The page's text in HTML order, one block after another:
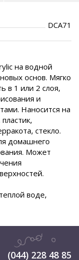
DCA71
на водной
основ. Мягко
в 1 или 2 слоя,
и
Наносится на
стекло.
домашнего
Может
воде,
(044) 228 48 85